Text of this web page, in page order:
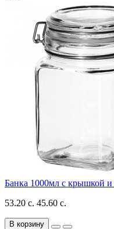
Банка 1000мл с крышкой и
53.20 с. 45.60 с.
В корзину